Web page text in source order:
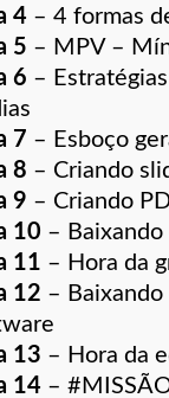
4– 4 formas
5 – MPV –
6 –
7 – Esboço
8 – Criando
9 – Criando
10 –
11 – Hora da
12 –
13 – Hora da
14–